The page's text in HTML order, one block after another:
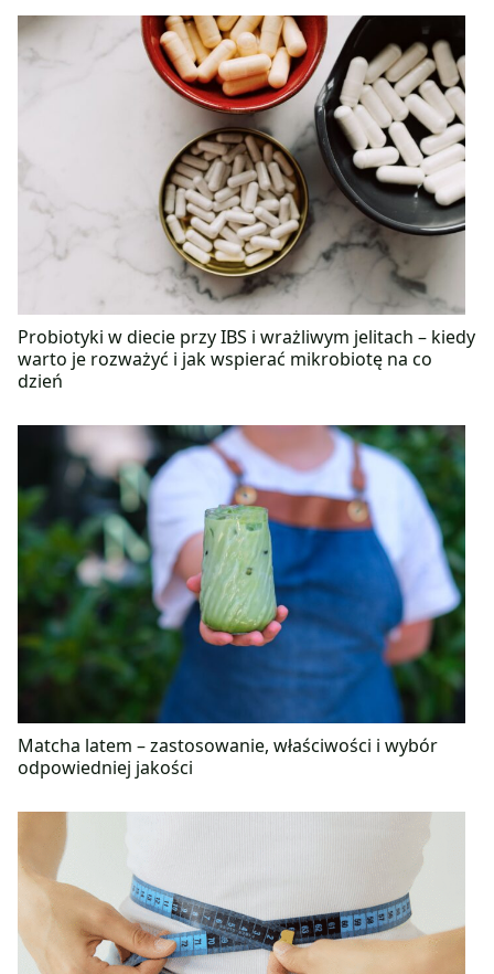
Probiotyki w diecie przy IBS i wrażliwym jelitach – kiedy
warto je rozważyć i jak wspierać mikrobiotę na co
dzień
Matcha latem – zastosowanie, właściwości i wybór
odpowiedniej jakości